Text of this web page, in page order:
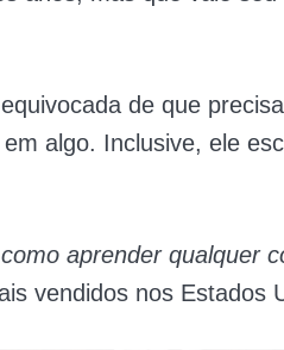
de que
algo. Inclusive, ele
aprender qualquer
vendidos nos Estados